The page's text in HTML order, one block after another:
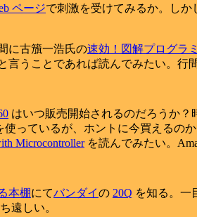
ページで刺激を受けてみるか。し
に古籏一浩氏の速効！図解プログラ
言うことであれば読んでみたい。行
はいつ販売開始されるのだろうか？
使っているが、ホントに今買えるの
Microcontrollerを読んでみたい。
本棚にてバンダイの 20Q を知る。一
遠しい。